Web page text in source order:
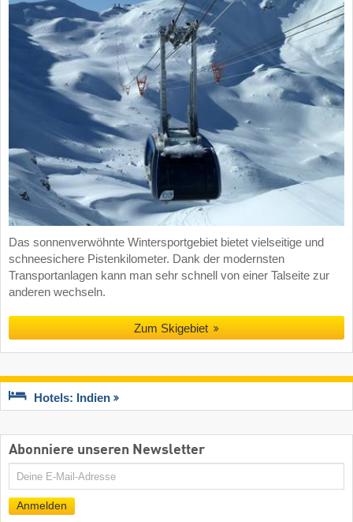
Das sonnenverwöhnte Wintersportgebiet bietet vielseitige und
schneesichere Pistenkilometer. Dank der modernsten
Transportanlagen kann man sehr schnell von einer Talseite zur
anderen wechseln.
Zum Skigebiet
Hotels: Indien
Abonniere unseren Newsletter
E-
Mail
Anmelden